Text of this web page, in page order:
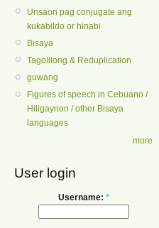
Unsaon pag conjugate ang
kukabildo or hinabi
Bisaya
Tagolilong & Reduplication
guwang
Figures of speech in Cebuano /
Hiligaynon / other Bisaya
languages
more
User login
Username: *